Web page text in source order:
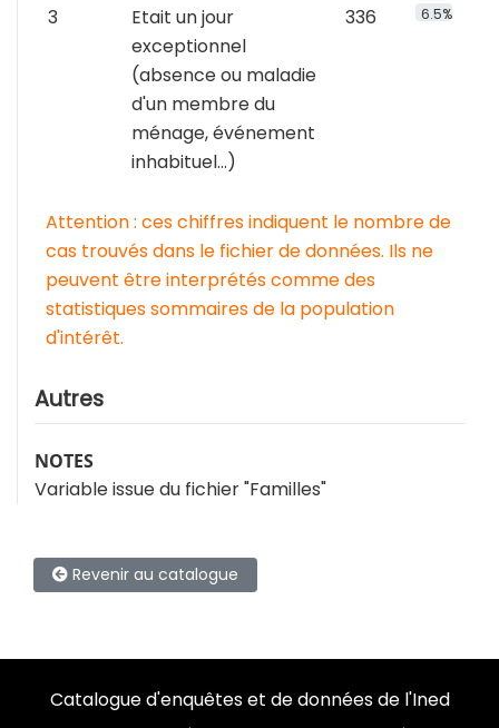
3
Etait un jour
exceptionnel
(absence ou maladie
d'un membre du
ménage, événement
inhabituel...)
336 6.5%
Attention : ces chiffres indiquent le nombre de
cas trouvés dans le fichier de données. Ils ne
peuvent être interprétés comme des
statistiques sommaires de la population
d'intérêt.
Autres
NOTES
Variable issue du fichier "Familles"
Revenir au catalogue
Catalogue d'enquêtes et de données de l'Ined